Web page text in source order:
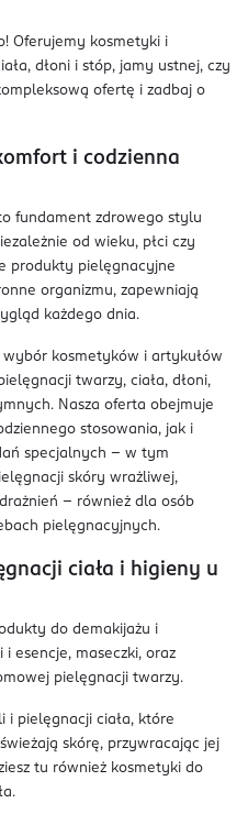
Oferujemy kosmetyki i
dłoni i stóp, jamy ustnej, czy
ofertę i zadbaj o
i codzienna
fundament zdrowego stylu
od wieku, płci czy
produkty pielęgnacyjne
organizmu, zapewniają
każdego dnia.
wybór kosmetyków i artykułów
twarzy, ciała, dłoni,
Nasza oferta obejmuje
stosowania, jak i
specjalnych – w tym
skóry wrażliwej,
– również dla osób
pielęgnacyjnych.
ciała i higieny u
do demakijażu i
esencje, maseczki, oraz
pielęgnacji twarzy.
i pielęgnacji ciała, które
skórę, przywracając jej
tu również kosmetyki do